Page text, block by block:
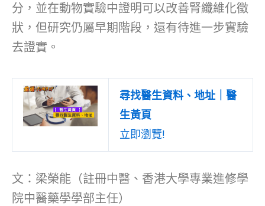
分，並在動物實驗中證明可以改善腎纖維化徵
狀，但研究仍屬早期階段，還有待進一步實驗
去證實。
尋找醫生資料、地址｜醫
生黃頁
立即瀏覽!
文：梁榮能（註冊中醫、香港大學專業進修學
院中醫藥學學部主任）